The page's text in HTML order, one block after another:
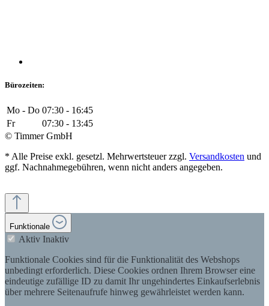
Bürozeiten:
Mo - Do 07:30 - 16:45
Fr
07:30 - 13:45
© Timmer GmbH
* Alle Preise exkl. gesetzl. Mehrwertsteuer zzgl. Versandkosten und
ggf. Nachnahmegebühren, wenn nicht anders angegeben.
Funktionale
Aktiv Inaktiv
Funktionale Cookies sind für die Funktionalität des Webshops
unbedingt erforderlich. Diese Cookies ordnen Ihrem Browser eine
eindeutige zufällige ID zu damit Ihr ungehindertes Einkaufserlebnis
über mehrere Seitenaufrufe hinweg gewährleistet werden kann.